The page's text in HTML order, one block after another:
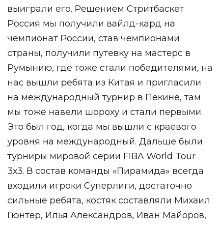
выиграли его. Решением Стритбаскет
Россия мы получили вайлд-кард на
чемпионат России, став чемпионами
страны, получили путевку на мастерс в
Румынию, где тоже стали победителями, на
нас вышли ребята из Китая и пригласили
на международный турнир в Пекине, там
мы тоже навели шороху и стали первыми.
Это был год, когда мы вышли с краевого
уровня на международный. Дальше были
турниры мировой серии FIBA World Tour
3х3. В состав команды «Пирамида» всегда
входили игроки Суперлиги, достаточно
сильные ребята, костяк составляли Михаил
Гюнтер, Илья Александров, Иван Майоров,